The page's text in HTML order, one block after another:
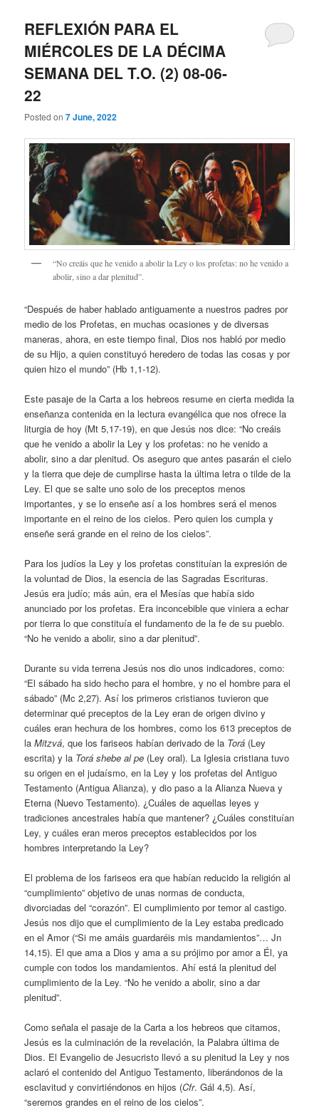
REFLEXIÓN PARA EL
MIÉRCOLES DE LA DÉCIMA
SEMANA DEL T.O. (2) 08-06-
22
Posted on7 June, 2022
“No creáis que he venido a abolir la Ley o los profetas: no he venido a
abolir, sino a dar plenitud”.
“Después de haber hablado antiguamente a nuestros padres por
medio de los Profetas, en muchas ocasiones y de diversas
maneras, ahora, en este tiempo final, Dios nos habló por medio
de su Hijo, a quien constituyó heredero de todas las cosas y por
quien hizo el mundo” (Hb 1,1-12).
Este pasaje de la Carta a los hebreos resume en cierta medida la
enseñanza contenida en la lectura evangélica que nos ofrece la
liturgia de hoy (Mt 5,17-19), en que Jesús nos dice: “No creáis
que he venido a abolir la Ley y los profetas: no he venido a
abolir, sino a dar plenitud. Os aseguro que antes pasarán el cielo
y la tierra que deje de cumplirse hasta la última letra o tilde de la
Ley. El que se salte uno solo de los preceptos menos
importantes, y se lo enseñe así a los hombres será el menos
importante en el reino de los cielos. Pero quien los cumpla y
enseñe será grande en el reino de los cielos”.
Para los judíos la Ley y los profetas constituían la expresión de
la voluntad de Dios, la esencia de las Sagradas Escrituras.
Jesús era judío; más aún, era el Mesías que había sido
anunciado por los profetas. Era inconcebible que viniera a echar
por tierra lo que constituía el fundamento de la fe de su pueblo.
“No he venido a abolir, sino a dar plenitud”.
Durante su vida terrena Jesús nos dio unos indicadores, como:
“El sábado ha sido hecho para el hombre, y no el hombre para el
sábado” (Mc 2,27). Así los primeros cristianos tuvieron que
determinar qué preceptos de la Ley eran de origen divino y
cuáles eran hechura de los hombres, como los 613 preceptos de
laMitzvá, que los fariseos habían derivado de la Torá (Ley
escrita) y la Torá shebe al pe (Ley oral). La Iglesia cristiana tuvo
su origen en el judaísmo, en la Ley y los profetas del Antiguo
Testamento (Antigua Alianza), y dio paso a la Alianza Nueva y
Eterna (Nuevo Testamento). ¿Cuáles de aquellas leyes y
tradiciones ancestrales había que mantener? ¿Cuáles constituían
Ley, y cuáles eran meros preceptos establecidos por los
hombres interpretando la Ley?
El problema de los fariseos era que habían reducido la religión al
“cumplimiento” objetivo de unas normas de conducta,
divorciadas del “corazón”. El cumplimiento por temor al castigo.
Jesús nos dijo que el cumplimiento de la Ley estaba predicado
en el Amor (“Si me amáis guardaréis mis mandamientos”… Jn
14,15). El que ama a Dios y ama a su prójimo por amor a Él, ya
cumple con todos los mandamientos. Ahí está la plenitud del
cumplimiento de la Ley. “No he venido a abolir, sino a dar
plenitud”.
Como señala el pasaje de la Carta a los hebreos que citamos,
Jesús es la culminación de la revelación, la Palabra última de
Dios. El Evangelio de Jesucristo llevó a su plenitud la Ley y nos
aclaró el contenido del Antiguo Testamento, liberándonos de la
esclavitud y convirtiéndonos en hijos (Cfr. Gál 4,5). Así,
“seremos grandes en el reino de los cielos”.